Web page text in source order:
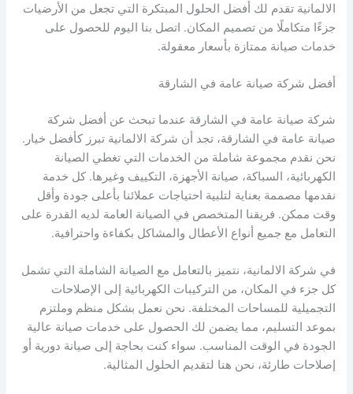
الالمانية تقدم لك أفضل الحلول المبتكرة التي تجعل من الأرضيات
جزءًا متكاملًا من تصميم المكان. اتصل بنا اليوم للحصول على
خدمات صيانة ممتازة بأسعار معقولة.
أفضل شركة صيانة عامة في الشارقة
شركة صيانة عامة في الشارقة عندما تبحث عن أفضل شركة
صيانة عامة في الشارقة، تجد أن شركة الالمانية تبرز كأفضل خيار.
نحن نقدم مجموعة شاملة من الخدمات التي تغطي الصيانة
الكهربائية، السباكة، صيانة الأجهزة، التكييف وغيرها. كل خدمة
نقدمها مصممة بعناية لتلبية احتياجات عملائنا بأعلى جودة وأقل
وقت ممكن. فريقنا المتخصص في الصيانة العامة لديه القدرة على
التعامل مع جميع أنواع الأعطال والمشاكل بكفاءة واحترافية.
في شركة الالمانية، نتميز بالتعامل مع الصيانة الشاملة التي تشمل
كل جزء في المكان، من التركيبات الكهربائية إلى الإصلاحات
التجميلية للمساحات المختلفة. نحن نعمل بشكل منظم وملتزم
بموعد التسليم، مما يضمن لك الحصول على خدمات صيانة عالية
الجودة في الوقت المناسب. سواء كنت بحاجة إلى صيانة دورية أو
إصلاحات طارئة، نحن هنا لتقديم الحلول المثالية.